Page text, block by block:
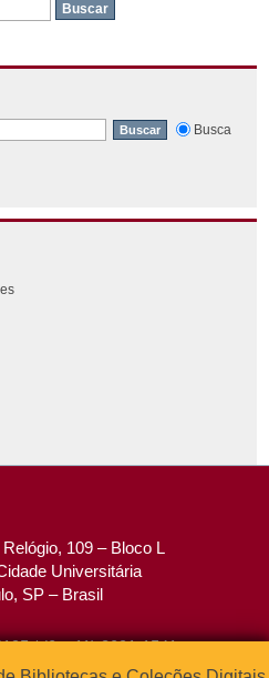
Busca
109 – Bloco L
Universitária
SP – Brasil
/ (0xx11) 3091-1541
3091-1567